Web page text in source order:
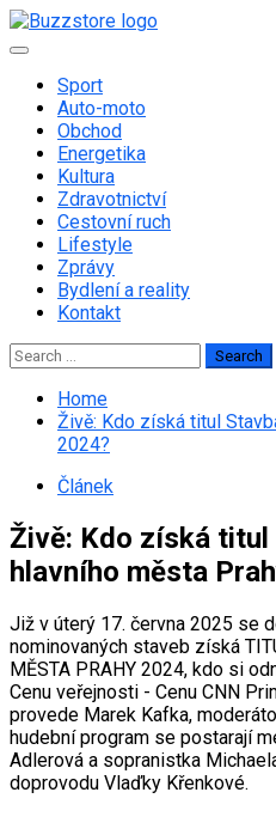
Skip
to
Primary
Sport
Auto-moto
Obchod
Energetika
Kultura
Zdravotnictví
Cestovní ruch
Lifestyle
Zprávy
Bydlení a reality
Kontakt
Search
for:
Home
Živě: Kdo získá titul
2024?
Článek
Živě: Kdo získá titul
hlavního města
Již v úterý 17. června 2025 se
nominovaných staveb získá
MĚSTA PRAHY 2024, kdo si
Cenu veřejnosti - Cenu CNN
provede Marek Kafka,
hudební program se postarají
Adlerová a sopranistka
doprovodu Vlaďky Křenkové.